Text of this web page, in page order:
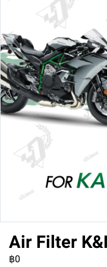
Air Filter
฿0